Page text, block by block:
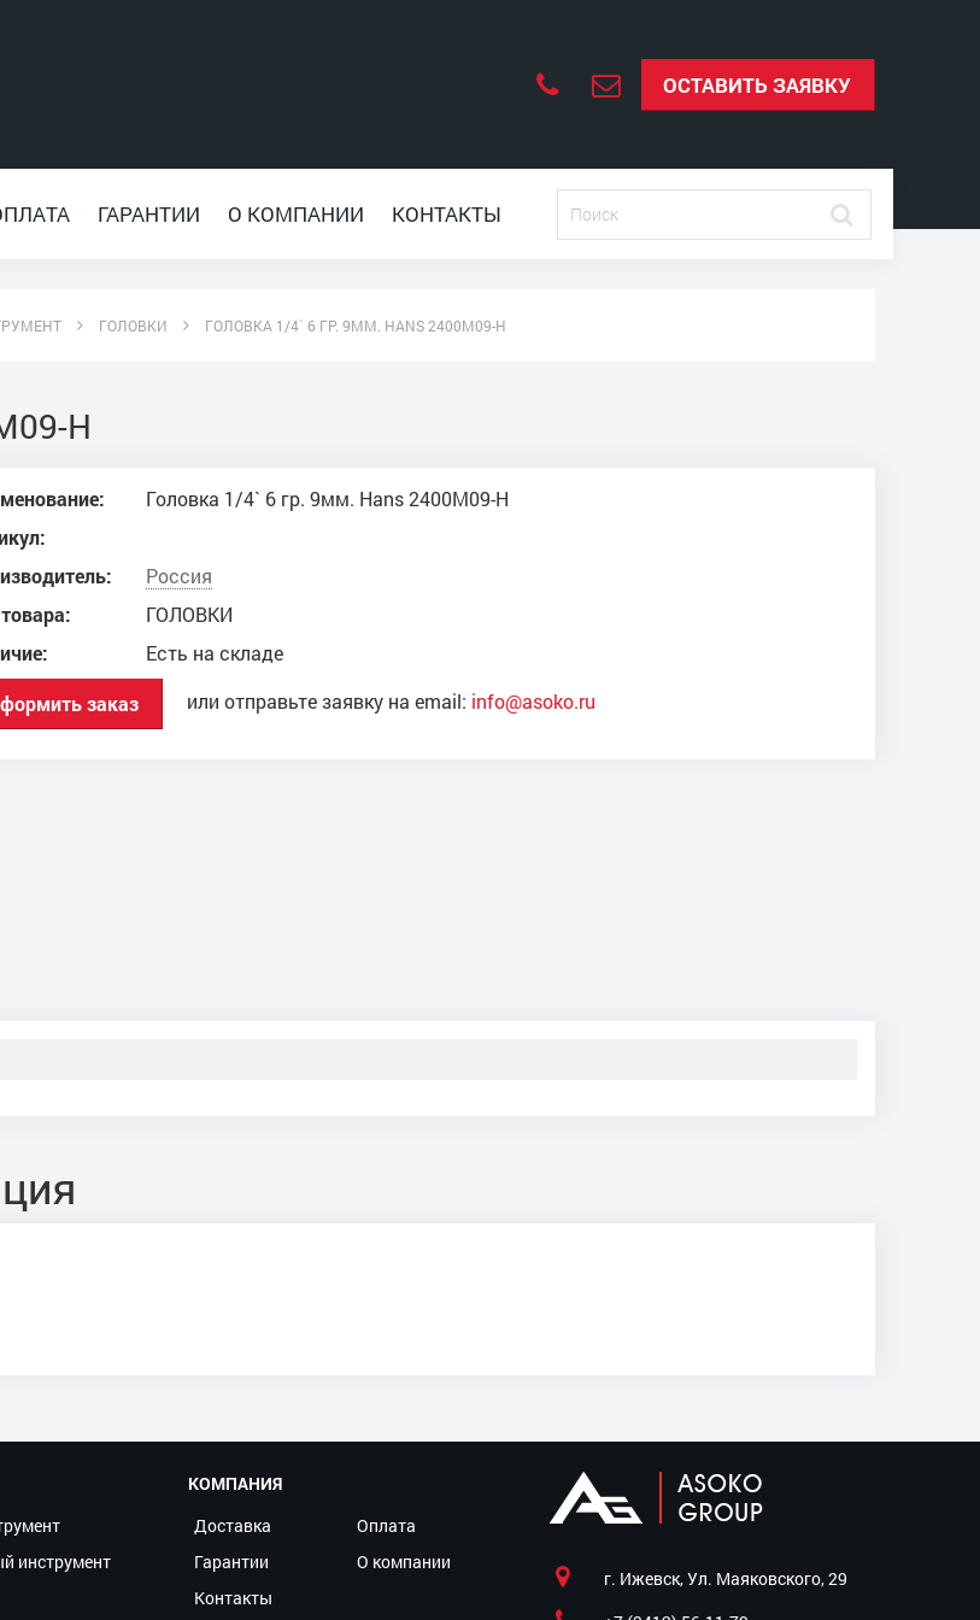
ОСТАВИТЬ ЗАЯВКУ
ГАРАНТИИ О КОМПАНИИ КОНТАКТЫ
ГОЛОВКИ ГОЛОВКА 1/4` 6 ГР. 9ММ. HANS 2400M09-H
H
Головка 1/4` 6 гр. 9мм. Hans 2400M09-H
Россия
ГОЛОВКИ
Есть на складе
заказ или отправьте заявку на email: info@asoko.ru
инструмент
КОМПАНИЯ
Доставка
Оплата
Гарантии
О компании
Контакты
г. Ижевск, Ул. Маяковского, 29